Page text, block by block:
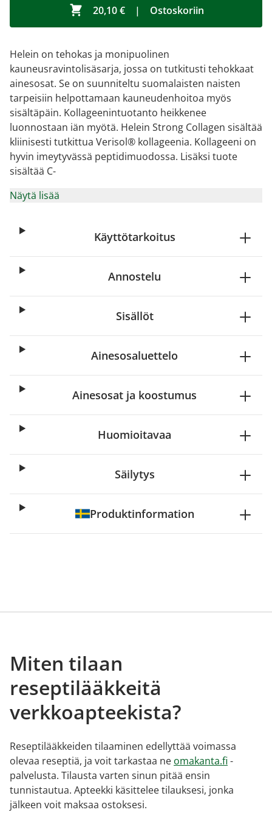
20,10 € | Ostoskoriin
Helein on tehokas ja monipuolinen
kauneusravintolisäsarja, jossa on tutkitusti tehokkaat
ainesosat. Se on suunniteltu suomalaisten naisten
tarpeisiin helpottamaan kauneudenhoitoa myös
sisältäpäin. Kollageenintuotanto heikkenee
luonnostaan iän myötä. Helein Strong Collagen sisältää
kliinisesti tutkittua Verisol® kollageenia. Kollageeni on
hyvin imeytyvässä peptidimuodossa. Lisäksi tuote
sisältää C-
Näytä lisää
Käyttötarkoitus
Annostelu
Sisällöt
Ainesosaluettelo
Ainesosat ja koostumus
Huomioitavaa
Säilytys
Produktinformation
Miten tilaan
reseptilääkkeitä
verkkoapteekista?
Reseptilääkkeiden tilaaminen edellyttää voimassa
olevaa reseptiä, ja voit tarkastaa ne omakanta.fi -
palvelusta. Tilausta varten sinun pitää ensin
tunnistautua. Apteekki käsittelee tilauksesi, jonka
jälkeen voit maksaa ostoksesi.